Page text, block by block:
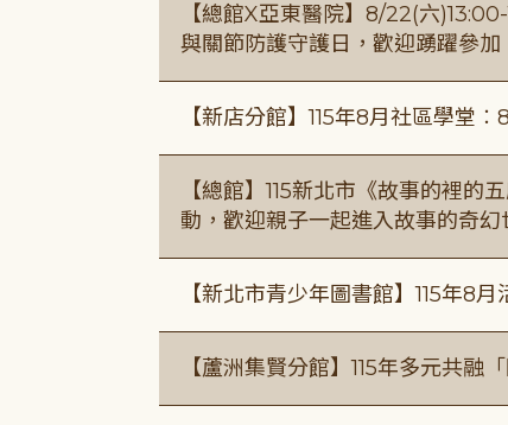
【總館X亞東醫院】8/22(六
與關節防護守護日，歡迎踴躍參加
【新店分館】115年8月社區學堂
【總館】115新北市《故事的裡
動，歡迎親子一起進入故事的奇幻
【新北市青少年圖書館】115年8月
【蘆洲集賢分館】115年多元共融